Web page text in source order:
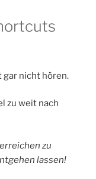
nicht hören.
zu weit nach
zu
lassen!